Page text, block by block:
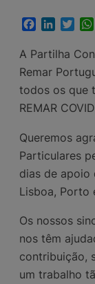
Facebook
LinkedIn
A Partilha
Remar
todos os que
REMAR
Queremos
Particulares
dias de apoio
Lisboa, Porto
Os nossos
nos têm
contribuição,
um trabalho